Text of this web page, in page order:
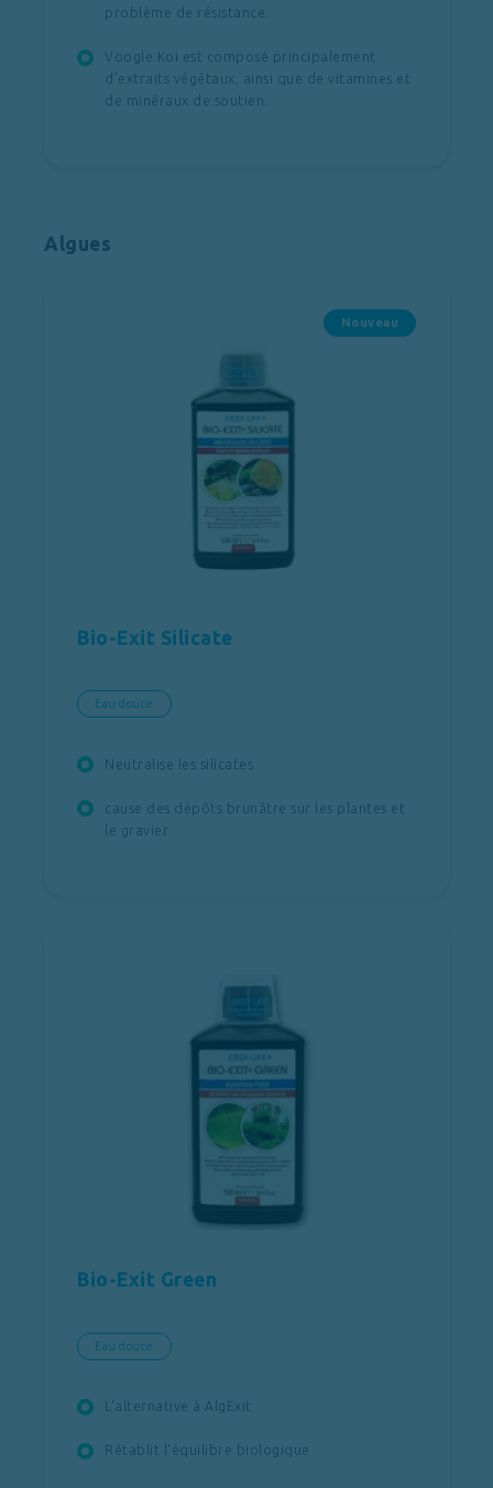
problème de résistance.
Voogle Koi est composé principalement
d’extraits végétaux, ainsi que de vitamines et
de minéraux de soutien.
Algues
Nouveau
Bio-Exit Silicate
Eau douce
Neutralise les silicates
cause des dépôts brunâtre sur les plantes et
le gravier
Bio-Exit Green
Eau douce
L'alternative à AlgExit
Rétablit l'équilibre biologique